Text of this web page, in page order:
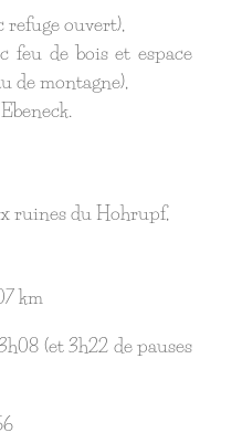
refuge ouvert),
feu de bois et espace
de montagne),
ruines du Hohrupf,
km
(et 3h22 de pauses